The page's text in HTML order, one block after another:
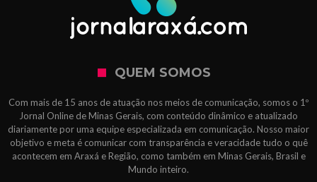
QUEM SOMOS
Com mais de 15 anos de atuação nos meios de comunicação, somos o 1º
Jornal Online de Minas Gerais, com conteúdo dinâmico e atualizado
diariamente por uma equipe especializada em comunicação. Nosso maior
objetivo e meta é comunicar com transparência e veracidade tudo o quê
acontecem em Araxá e Região, como também em Minas Gerais, Brasil e
Mundo inteiro.